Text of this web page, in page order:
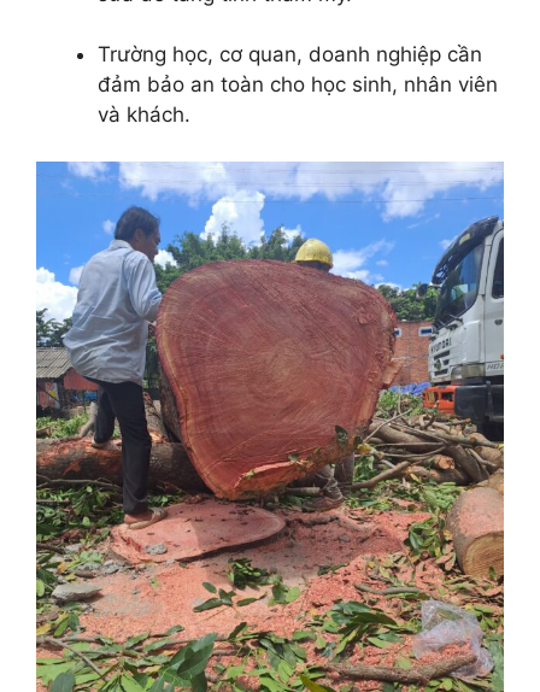
Trường học, cơ quan, doanh nghiệp cần
đảm bảo an toàn cho học sinh, nhân viên
và khách.